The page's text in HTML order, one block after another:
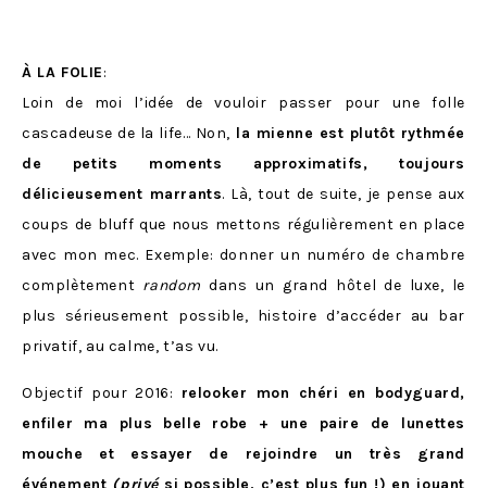
À LA FOLIE:
Loin de moi l’idée de vouloir passer pour une folle
cascadeuse de la life… Non, la mienne est plutôt rythmée
de petits moments approximatifs, toujours
délicieusement marrants. Là, tout de suite, je pense aux
coups de bluff que nous mettons régulièrement en place
avec mon mec. Exemple: donner un numéro de chambre
complètement random dans un grand hôtel de luxe, le
plus sérieusement possible, histoire d’accéder au bar
privatif, au calme, t’as vu.
Objectif pour 2016: relooker mon chéri en bodyguard,
enfiler ma plus belle robe + une paire de lunettes
mouche et essayer de rejoindre un très grand
événement (privési possible, c’est plus fun !) en jouant